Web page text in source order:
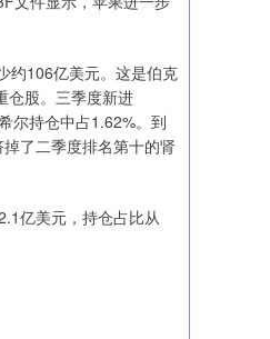
约106亿美元。这是伯克
仓股。三季度新进
尔持仓中占1.62%。到
了二季度排名第十的肾
亿美元，持仓占比从